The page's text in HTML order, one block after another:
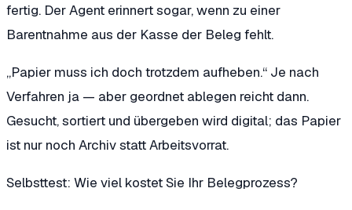
fertig. Der Agent erinnert sogar, wenn zu einer
Barentnahme aus der Kasse der Beleg fehlt.
„Papier muss ich doch trotzdem aufheben.“ Je nach
Verfahren ja — aber geordnet ablegen reicht dann.
Gesucht, sortiert und übergeben wird digital; das Papier
ist nur noch Archiv statt Arbeitsvorrat.
Selbsttest: Wie viel kostet Sie Ihr Belegprozess?